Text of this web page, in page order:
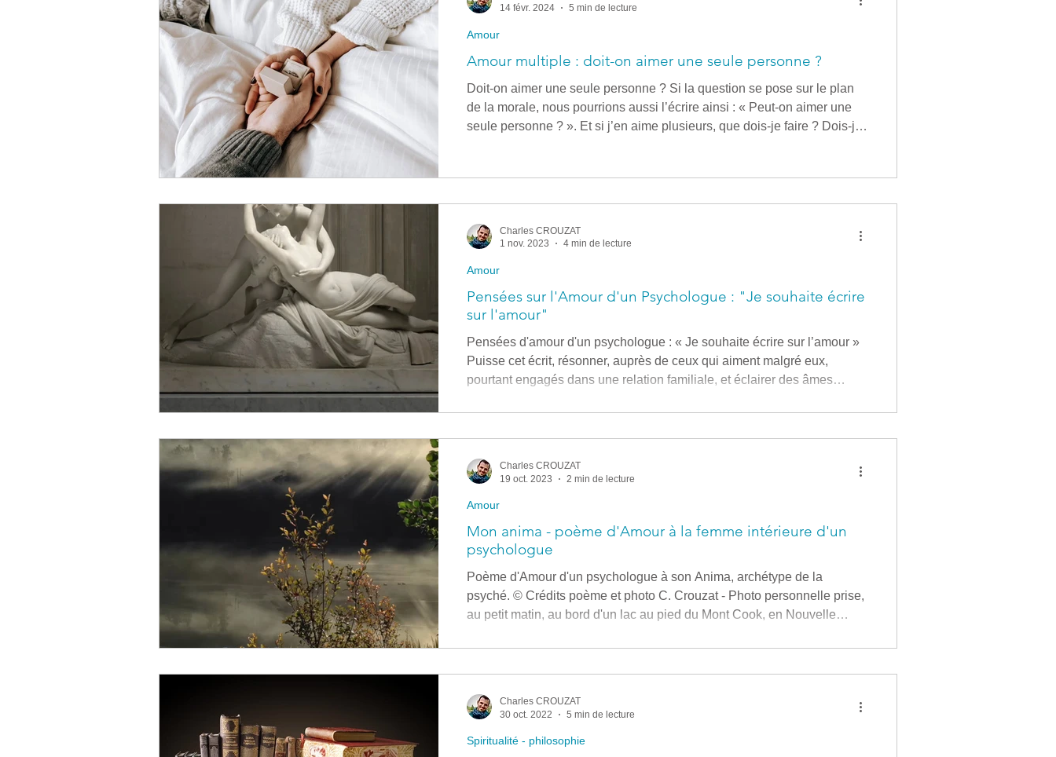
Amour multiple : doit-on aimer une seule personne ?
Doit-on aimer une seule personne ? Si la question se pose sur le plan
de la morale, nous pourrions aussi l’écrire ainsi : « Peut-on aimer une
seule personne ? ». Et si j’en aime plusieurs, que dois-je faire ? Dois-je
loin s'en faut, que la vie de couple soit bonne et que la rupture
amoureuse soit un accident pathologique" Vincent Delecroix
Amour
14 févr. 2024
5 min de lecture
Pensées sur l'Amour d'un Psychologue : "Je souhaite écrire
sur l'amour"
Pensées d'amour d'un psychologue : « Je souhaite écrire sur l’amour »
Puisse cet écrit, résonner, auprès de ceux qui aiment malgré eux,
pourtant engagés dans une relation familiale, et éclairer des âmes
Psyché à demi couchée - visible au Louvre de Paris - salle 403 -
Canova, Antonio (1757 - 1822) - Italie Je souhaite écrire sur l’amour, et
Amour
Charles CROUZAT
1 nov. 2023
4 min de lecture
Mon anima - poème d'Amour à la femme intérieure d'un
psychologue
Poème d'Amour d'un psychologue à son Anima, archétype de la
psyché. © Crédits poème et photo C. Crouzat - Photo personnelle prise,
au petit matin, au bord d'un lac au pied du Mont Cook, en Nouvelle
pas, Tu me paraissais belle, et pourtant je ne t’ai pas vue, Aujourd’hui je
t’ai reconnue, et je n’en dors plus. J’ai la mine sombre, les traits serrés.
Amour
Charles CROUZAT
19 oct. 2023
2 min de lecture
Spiritualité - philosophie
Charles CROUZAT
30 oct. 2022
5 min de lecture